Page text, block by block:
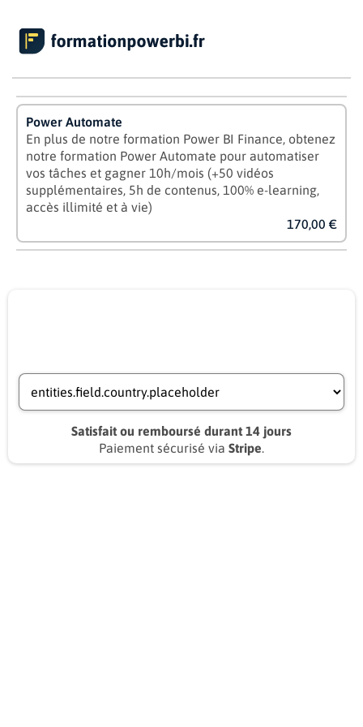
Power Automate
En plus de notre formation Power BI Finance, obtenez
notre formation Power Automate pour automatiser
vos tâches et gagner 10h/mois (+50 vidéos
supplémentaires, 5h de contenus, 100% e-learning,
accès illimité et à vie)
170,00 €
Satisfait ou remboursé durant 14 jours
Paiement sécurisé via Stripe.